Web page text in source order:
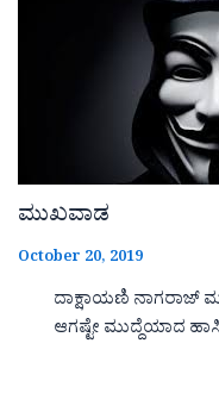
ಮುಖವಾಡ
October 20, 2019
ದಾಕ್ಷಾಯಣಿ ನಾಗರಾಜ್
ಆಗಷ್ಟೇ ಮುದ್ದೆಯಾದ